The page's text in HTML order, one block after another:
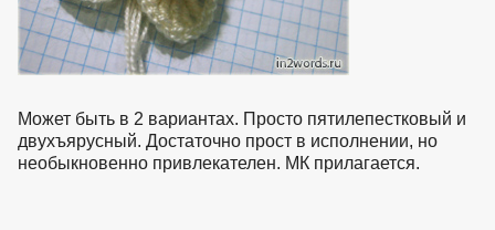
Может быть в 2 вариантах. Просто пятилепестковый и
двухъярусный. Достаточно прост в исполнении, но
необыкновенно привлекателен. МК прилагается.